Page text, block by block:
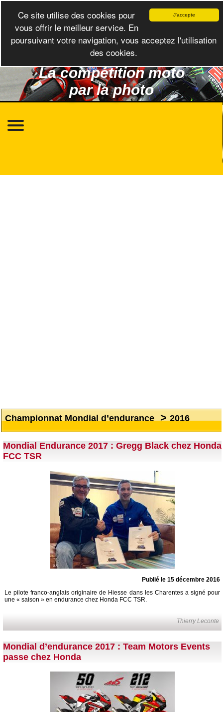
La compétition moto
par la photo
Championnat Mondial d’endurance>2016
Mondial Endurance 2017 : Gregg Black chez Honda
FCC TSR
Publié le 15 décembre 2016
Le pilote franco-anglais originaire de Hiesse dans les Charentes a signé pour
une « saison » en endurance chez Honda FCC TSR.
Thierry Leconte
Mondial d’endurance 2017 : Team Motors Events
passe chez Honda
J'accepte
Ce site utilise des cookies pour
vous offrir le meilleur service. En
poursuivant votre navigation, vous acceptez l'utilisation
des cookies.